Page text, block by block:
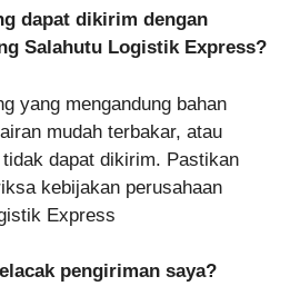
dapat dikirim dengan
Salahutu Logistik Express?
yang mengandung bahan
mudah terbakar, atau
dapat dikirim. Pastikan
kebijakan perusahaan
Express
pengiriman saya?